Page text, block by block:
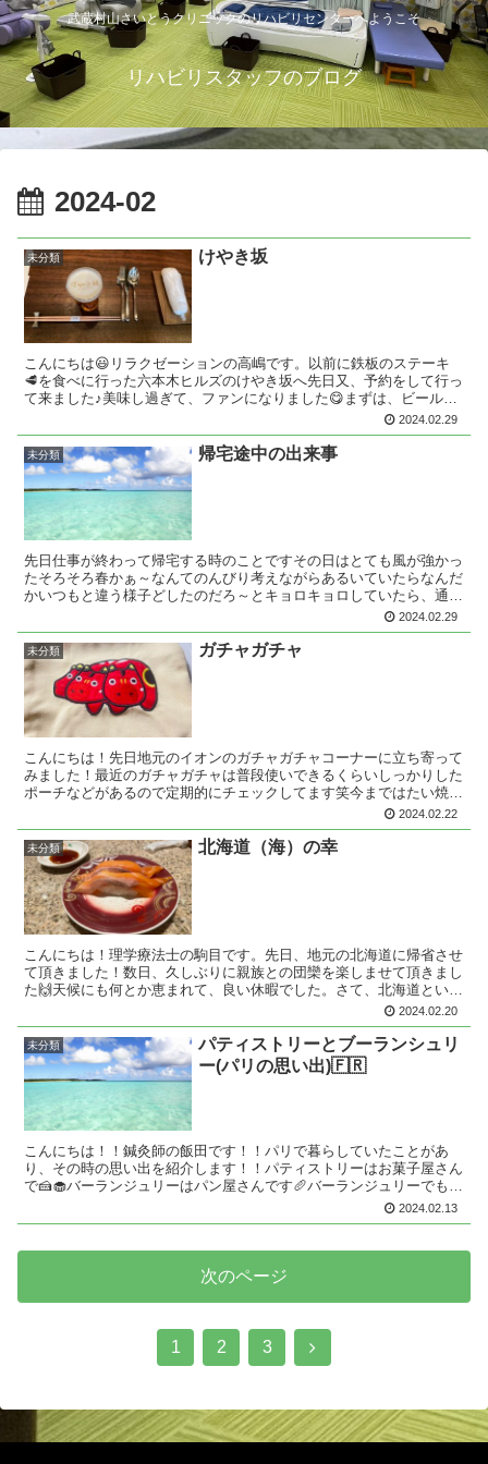
武蔵村山さいとうクリニックのリハビリセンターへようこそ
リハビリスタッフのブログ
2024-02
未分類 けやき坂
こんにちは😃リラクゼーションの高嶋です。以前に鉄板のステーキ
🥩を食べに行った六本木ヒルズのけやき坂へ先日又、予約をして行っ
て来ました♪美味し過ぎて、ファンになりました😋まずは、ビールか
ら〜🎵そして、ファイヤ🔥🔥🔥コースだったのですが、食べる...
2024.02.29
未分類 帰宅途中の出来事
先日仕事が終わって帰宅する時のことですその日はとても風が強かっ
たそろそろ春かぁ～なんてのんびり考えながらあるいていたらなんだ
かいつもと違う様子どしたのだろ～とキョロキョロしていたら、通行
2024.02.29
未分類 ガチャガチャ
こんにちは！先日地元のイオンのガチャガチャコーナーに立ち寄って
みました！最近のガチャガチャは普段使いできるくらいしっかりした
ポーチなどがあるので定期的にチェックしてます笑今まではたい焼
き、シュークリームなどの変わった小物入れをゲットしてきた...
2024.02.22
未分類 北海道（海）の幸
こんにちは！理学療法士の駒目です。先日、地元の北海道に帰省させ
て頂きました！数日、久しぶりに親族との団欒を楽しませて頂きまし
た🙌天候にも何とか恵まれて、良い休暇でした。さて、北海道といえ
ば楽しみが沢山あります。今回は（トリトン）というお寿司...2024.02.20
未分類
パティストリーとブーランシュリ
ー(パリの思い出)🇫🇷
こんにちは！！鍼灸師の飯田です！！パリで暮らしていたことがあ
り、その時の思い出を紹介します！！パティストリーはお菓子屋さん
で🍰🧁バーランジュリーはパン屋さんです🥖バーランジュリーでもお
菓子は買えますが、ショーソンオウポムやフランなど、焼き菓...
2024.02.13
次のページ
1 2 3
次